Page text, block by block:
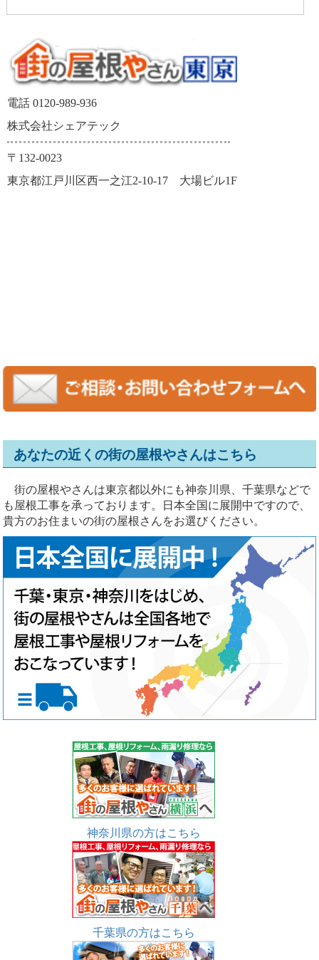
電話 0120-989-936
株式会社シェアテック
〒132-0023
東京都江戸川区西一之江2-10-17 大場ビル1F
あなたの近くの街の屋根やさんはこちら
街の屋根やさんは東京都以外にも神奈川県、千葉県などで
も屋根工事を承っております。日本全国に展開中ですので、
貴方のお住まいの街の屋根さんをお選びください。
神奈川県の方はこちら
千葉県の方はこちら